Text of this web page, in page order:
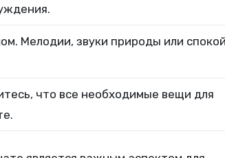
Мелодии, звуки природы или
что все необходимые вещи для